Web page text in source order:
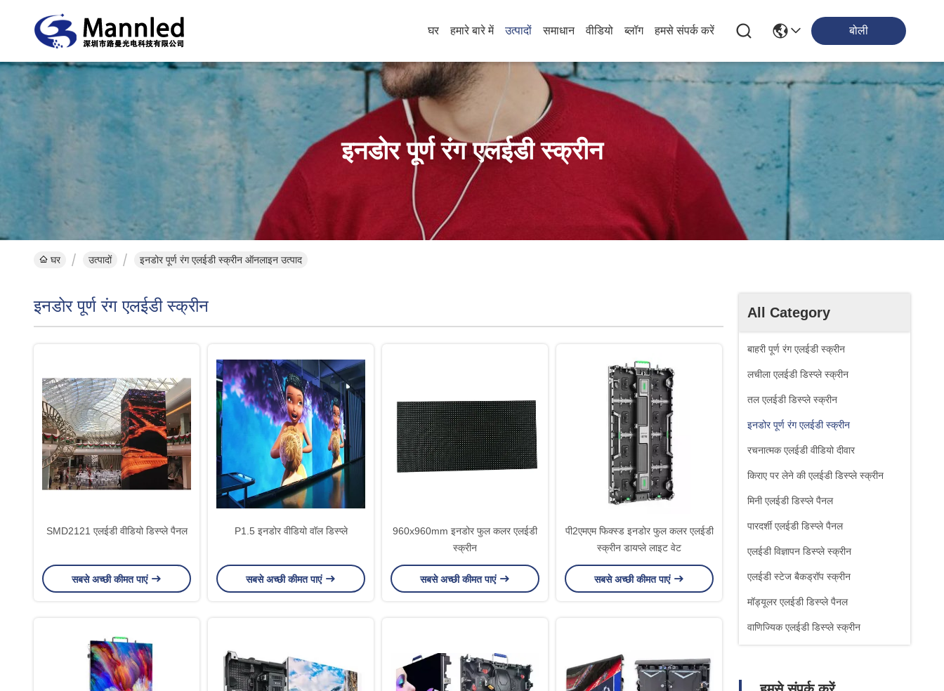
घर हमारे बारे में उत्पादों समाधान वीडियो ब्लॉग हमसे संपर्क करें बोली
इनडोर पूर्ण रंग एलईडी स्क्रीन
घर उत्पादों इनडोर पूर्ण रंग एलईडी स्क्रीन ऑनलाइन उत्पाद
All Category
बाहरी पूर्ण रंग एलईडी स्क्रीन
लचीला एलईडी डिस्प्ले स्क्रीन
तल एलईडी डिस्प्ले स्क्रीन
इनडोर पूर्ण रंग एलईडी स्क्रीन
रचनात्मक एलईडी वीडियो दीवार
किराए पर लेने की एलईडी डिस्प्ले स्क्रीन
मिनी एलईडी डिस्प्ले पैनल
पारदर्शी एलईडी डिस्प्ले पैनल
एलईडी विज्ञापन डिस्प्ले स्क्रीन
एलईडी स्टेज बैकड्रॉप स्क्रीन
मॉड्यूलर एलईडी डिस्प्ले पैनल
वाणिज्यिक एलईडी डिस्प्ले स्क्रीन
इनडोर पूर्ण रंग एलईडी स्क्रीन
SMD2121 एलईडी वीडियो डिस्प्ले पैनल
सबसे अच्छी कीमत पाएं
P1.5 इनडोर वीडियो वॉल डिस्प्ले
सबसे अच्छी कीमत पाएं
960x960mm इनडोर फुल कलर एलईडी
स्क्रीन
सबसे अच्छी कीमत पाएं
पी2एमएम फिक्स्ड इनडोर फुल कलर एलईडी
स्क्रीन डायप्ले लाइट वेट
सबसे अच्छी कीमत पाएं